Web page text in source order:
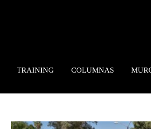
TRAINING COLUMNAS